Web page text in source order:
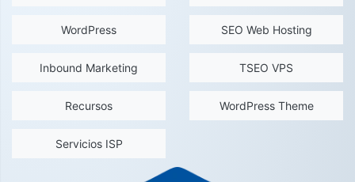
WordPress
Inbound Marketing
Recursos
Servicios ISP
SEO Web Hosting
TSEO VPS
WordPress Theme